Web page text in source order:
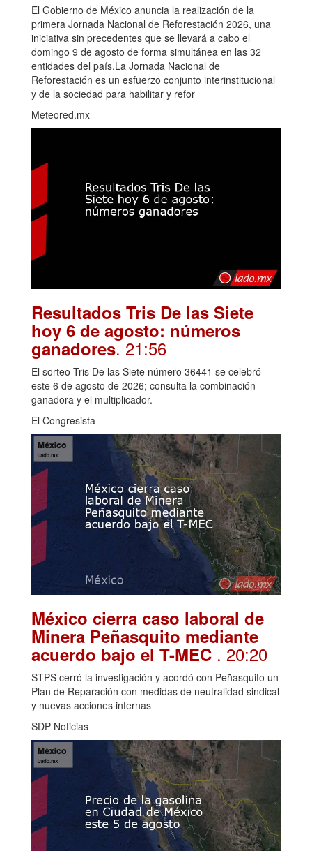
El Gobierno de México anuncia la realización de la
primera Jornada Nacional de Reforestación 2026, una
iniciativa sin precedentes que se llevará a cabo el
domingo 9 de agosto de forma simultánea en las 32
entidades del país.La Jornada Nacional de
Reforestación es un esfuerzo conjunto interinstitucional
y de la sociedad para habilitar y refor
Meteored.mx
Resultados Tris De las Siete
hoy 6 de agosto: números
ganadores. 21:56
El sorteo Tris De las Siete número 36441 se celebró
este 6 de agosto de 2026; consulta la combinación
ganadora y el multiplicador.
El Congresista
México cierra caso laboral de
Minera Peñasquito mediante
acuerdo bajo el T-MEC . 20:20
STPS cerró la investigación y acordó con Peñasquito un
Plan de Reparación con medidas de neutralidad sindical
y nuevas acciones internas
SDP Noticias